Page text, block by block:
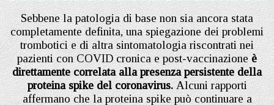
Sebbene la patologia di base non sia ancora stata
completamente definita, una spiegazione dei problemi
trombotici e di altra sintomatologia riscontrati nei
pazienti con COVID cronica e post-vaccinazioneè
direttamente correlata alla presenza persistente della
proteina spike del coronavirus.Alcuni rapporti
affermano che la proteina spike può continuare a